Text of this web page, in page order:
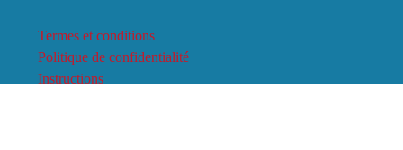
Termes et conditions
Politique de confidentialité
Instructions